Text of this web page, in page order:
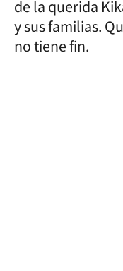
de la querida
y sus familias.
no tiene fin.